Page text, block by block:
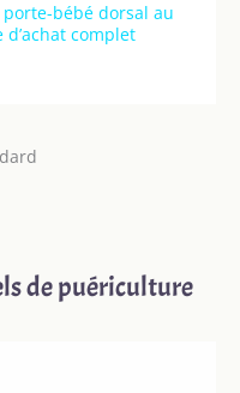
bébé dorsal au
complet
de puériculture